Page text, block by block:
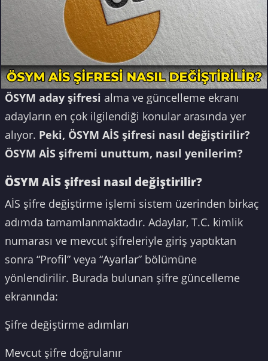
ÖSYM aday şifresi alma ve güncelleme ekranı
adayların en çok ilgilendiği konular arasında yer
alıyor. Peki, ÖSYM AİS şifresi nasıl değiştirilir?
ÖSYM AİS şifremi unuttum, nasıl yenilerim?
ÖSYM AİS şifresi nasıl değiştirilir?
AİS şifre değiştirme işlemi sistem üzerinden birkaç
adımda tamamlanmaktadır. Adaylar, T.C. kimlik
numarası ve mevcut şifreleriyle giriş yaptıktan
sonra “Profil” veya “Ayarlar” bölümüne
yönlendirilir. Burada bulunan şifre güncelleme
ekranında:
Şifre değiştirme adımları
Mevcut şifre doğrulanır